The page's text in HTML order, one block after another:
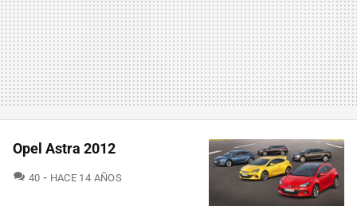
Opel Astra 2012
40 COMENTARIOS
HACE 14 AÑOS